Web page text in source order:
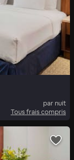
par nuit
Tous frais compris